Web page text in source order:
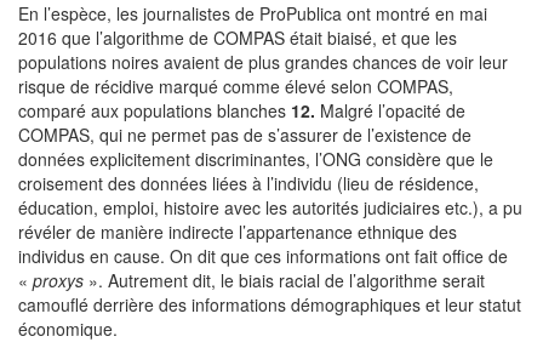
En l’espèce, les journalistes de ProPublica ont montré en mai
2016 que l’algorithme de COMPAS était biaisé, et que les
populations noires avaient de plus grandes chances de voir leur
risque de récidive marqué comme élevé selon COMPAS,
comparé aux populations blanches 12. Malgré l’opacité de
COMPAS, qui ne permet pas de s’assurer de l’existence de
données explicitement discriminantes, l’ONG considère que le
croisement des données liées à l’individu (lieu de résidence,
éducation, emploi, histoire avec les autorités judiciaires etc.), a pu
révéler de manière indirecte l’appartenance ethnique des
individus en cause. On dit que ces informations ont fait office de
« proxys ». Autrement dit, le biais racial de l’algorithme serait
camouflé derrière des informations démographiques et leur statut
économique.